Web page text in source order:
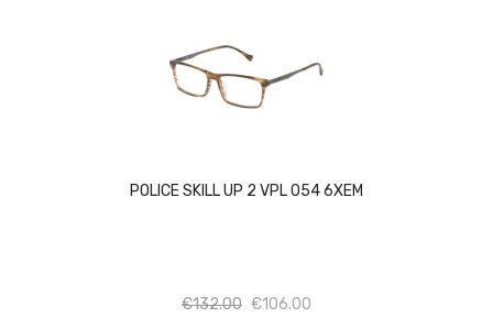
POLICE SKILL UP 2 VPL 054 6XEM
€132.00 Ποσότητα
€106.00